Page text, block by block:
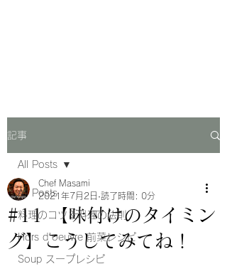
記事
All Posts
料理のコツ＆料理の法則
Hors d'oeuvre 前菜レシピ
Soup スープレシピ
All Posts
#11 【味付けのタイミン
グ】こうしてみてね！
Chef Masami
2021年7月2日 読了時間: 0分